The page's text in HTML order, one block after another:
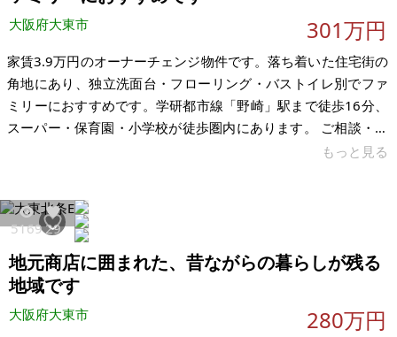
大阪府大東市 301万円
家賃3.9万円のオーナーチェンジ物件です。落ち着いた住宅街の
角地にあり、独立洗面台・フローリング・バストイレ別でファ
ミリーにおすすめです。学研都市線「野崎」駅まで徒歩16分、
スーパー・保育園・小学校が徒歩圏内にあります。 ご相談・ご
要望等ございましたら、お気軽にお申し付けください。 【物件
取：3DK ※現状有姿、および公簿売買でのお取引きとなりま
す。
もっと見る
516929
地元商店に囲まれた、昔ながらの暮らしが残る
地域です
大阪府大東市 280万円